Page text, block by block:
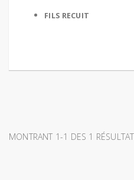
FILS RECUIT
MONTRANT 1-1 DES 1